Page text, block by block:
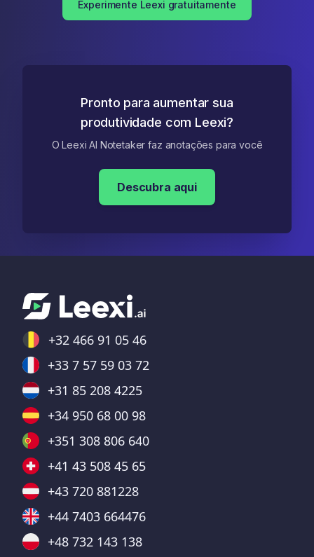
Experimente Leexi gratuitamente
Pronto para aumentar sua
produtividade com Leexi?
O Leexi AI Notetaker faz anotações para você
Descubra aqui
+32 466 91 05 46
+33 7 57 59 03 72
+31 85 208 4225
+34 950 68 00 98
+351 308 806 640
+41 43 508 45 65
+43 720 881228
+44 7403 664476
+48 732 143 138